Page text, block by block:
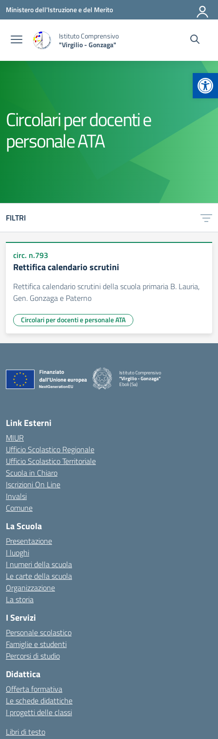
Vai ai contenuti
Vai al menu di navigazione
Vai al footer
Ministero dell'Istruzione e del Merito
Istituto Comprensivo
"Virgilio - Gonzaga"
Circolari per docenti e
personale ATA
FILTRI
circ. n.793
Rettifica calendario scrutini
Rettifica calendario scrutini della scuola primaria B. Lauria,
Gen. Gonzaga e Paterno
Circolari per docenti e personale ATA
Istituto Comprensivo
"Virgilio - Gonzaga"
Eboli (Sa)
Link Esterni
MIUR
Ufficio Scolastico Regionale
Ufficio Scolastico Territoriale
Scuola in Chiaro
Iscrizioni On Line
Invalsi
Comune
La Scuola
Presentazione
I luoghi
I numeri della scuola
Le carte della scuola
Organizzazione
La storia
I Servizi
Personale scolastico
Famiglie e studenti
Percorsi di studio
Didattica
Offerta formativa
Le schede didattiche
I progetti delle classi
Libri di testo